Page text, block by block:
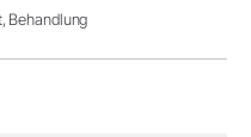
Behandlung